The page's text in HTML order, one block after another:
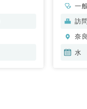
一
訪
奈
水